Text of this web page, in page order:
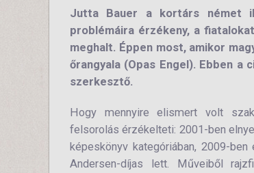
Jutta Bauer a kortárs német
problémáira érzékeny, a
meghalt. Éppen most, amikor
őrangyala (Opas Engel). Ebben a
szerkesztő.
Hogy mennyire elismert volt
felsorolás érzékelteti: 2001-ben
képeskönyv kategóriában, 2009-
Andersen-díjas lett. Műveiből